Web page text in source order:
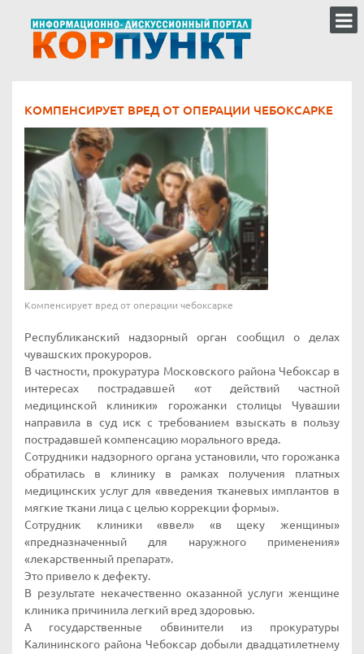
КОМПЕНСИРУЕТ ВРЕД ОТ ОПЕРАЦИИ ЧЕБОКСАРКЕ
Компенсирует вред от операции чебоксарке
Республиканский надзорный орган сообщил о делах
чувашских прокуроров.
В частности, прокуратура Московского района Чебоксар в
интересах пострадавшей «от действий частной
медицинской клиники» горожанки столицы Чувашии
направила в суд иск с требованием взыскать в пользу
пострадавшей компенсацию морального вреда.
Сотрудники надзорного органа установили, что горожанка
обратилась в клинику в рамках получения платных
медицинских услуг для «введения тканевых имплантов в
мягкие ткани лица с целью коррекции формы».
Сотрудник клиники «ввел» «в щеку женщины»
«предназначенный для наружного применения»
«лекарственный препарат».
Это привело к дефекту.
В результате некачественно оказанной услуги женщине
клиника причинила легкий вред здоровью.
А государственные обвинители из прокуратуры
Калининского района Чебоксар добыли двадцатилетнему